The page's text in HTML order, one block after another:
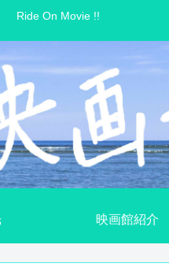
Ride On Movie !!
映画館紹介